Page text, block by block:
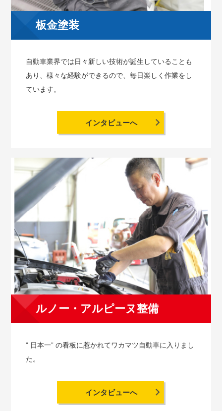
板金塗装
自動車業界では日々新しい技術が誕生していることも
あり、様々な経験ができるので、毎日楽しく作業をし
ています。
インタビューへ
ルノー・アルピーヌ整備
” 日本一” の看板に惹かれてワカマツ自動車に入りまし
た。
インタビューへ